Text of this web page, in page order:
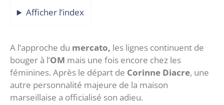
Afficher l’index
‎A l’approche du mercato, les lignes continuent de
bouger à l’OM mais une fois encore chez les
féminines. Après le départ de Corinne Diacre, une
autre personnalité majeure de la maison
marseillaise a officialisé son adieu.